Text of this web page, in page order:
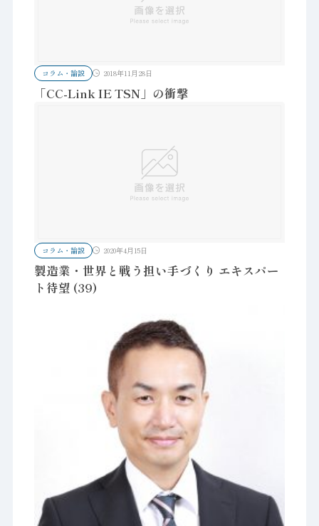
コラム・論説 2018年11月28日
「CC-Link IE TSN」の衝撃
コラム・論説 2020年4月15日
製造業・世界と戦う担い手づくり エキスパー
ト待望 (39)